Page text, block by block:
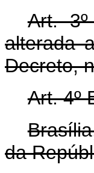
Art.
alterada
Decreto,
Art. 4º
da